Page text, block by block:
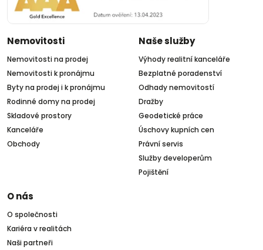
Nemovitosti
Nemovitosti na prodej
Nemovitosti k pronájmu
Byty na prodej i k pronájmu
Rodinné domy na prodej
Skladové prostory
Kanceláře
Obchody
Naše služby
Výhody realitní kanceláře
Bezplatné poradenství
Odhady nemovitostí
Dražby
Geodetické práce
Úschovy kupních cen
Právní servis
Služby developerům
Pojištění
O nás
O společnosti
Kariéra v realitách
Naši partneři